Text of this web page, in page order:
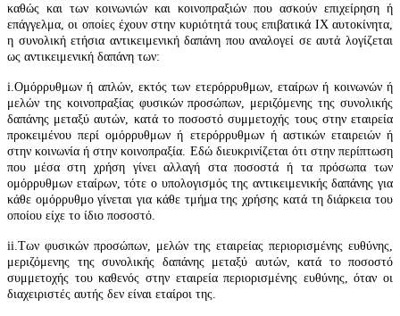
καθώς και των κοινωνιών και κοινοπραξιών που ασκούν επιχείρηση ή
επάγγελμα, οι οποίες έχουν στην κυριότητά τους επιβατικά ΙΧ αυτοκίνητα,
η συνολική ετήσια αντικειμενική δαπάνη που αναλογεί σε αυτά λογίζεται
ως αντικειμενική δαπάνη των:
i.Ομόρρυθμων ή απλών, εκτός των ετερόρρυθμων, εταίρων ή κοινωνών ή
μελών της κοινοπραξίας φυσικών προσώπων, μεριζόμενης της συνολικής
δαπάνης μεταξύ αυτών, κατά το ποσοστό συμμετοχής τους στην εταιρεία
προκειμένου περί ομόρρυθμων ή ετερόρρυθμων ή αστικών εταιρειών ή
στην κοινωνία ή στην κοινοπραξία. Εδώ διευκρινίζεται ότι στην περίπτωση
που μέσα στη χρήση γίνει αλλαγή στα ποσοστά ή τα πρόσωπα των
ομόρρυθμων εταίρων, τότε ο υπολογισμός της αντικειμενικής δαπάνης για
κάθε ομόρρυθμο γίνεται για κάθε τμήμα της χρήσης κατά τη διάρκεια του
οποίου είχε το ίδιο ποσοστό.
ii.Των φυσικών προσώπων, μελών της εταιρείας περιορισμένης ευθύνης,
μεριζόμενης της συνολικής δαπάνης μεταξύ αυτών, κατά το ποσοστό
συμμετοχής του καθενός στην εταιρεία περιορισμένης ευθύνης, όταν οι
διαχειριστές αυτής δεν είναι εταίροι της.